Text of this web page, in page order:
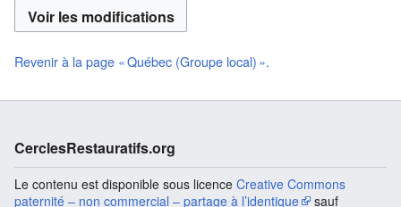
Revenir à la page « Québec (Groupe local) ».
CerclesRestauratifs.org
Le contenu est disponible sous licence Creative Commons
paternité – non commercial – partage à l’identique
sauf